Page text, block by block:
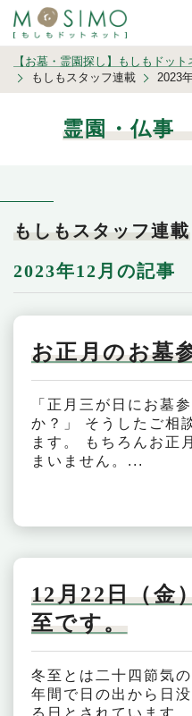
【お墓・霊園探し】もしもドット
もしもスタッフ連載
2023
霊園・仏事
もしもスタッフ連載
2023年12月の記事
お正月のお墓
「正月三が日にお墓
か？」 そうしたご相
ます。 もちろんお正
まいません。...
12月22日（金
至です。
冬至とは二十四節気
年間で日の出から日
る日とされています